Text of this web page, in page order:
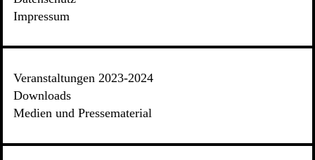
Impressum
Veranstaltungen 2023-2024
Downloads
Medien und Pressematerial